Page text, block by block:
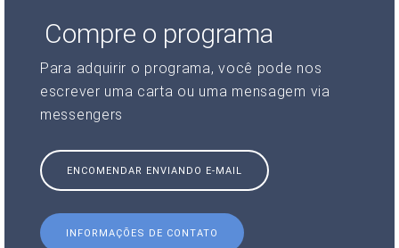
Compre o programa
Para adquirir o programa, você pode nos
escrever uma carta ou uma mensagem via
messengers
ENCOMENDAR ENVIANDO E-MAIL
INFORMAÇÕES DE CONTATO